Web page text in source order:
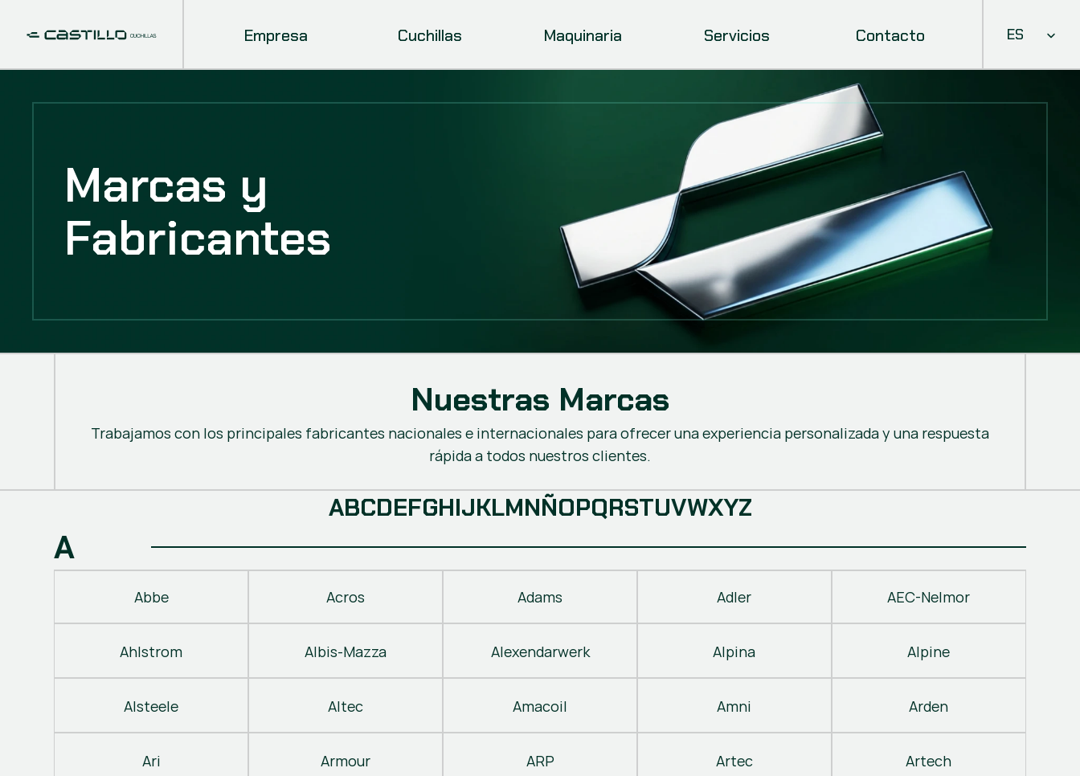
Empresa Cuchillas Maquinaria Servicios Contacto Select
ES
Marcas y
Fabricantes
Nuestras Marcas
Trabajamos con los principales fabricantes nacionales e internacionales para ofrecer una experiencia personalizada y una respuesta
rápida a todos nuestros clientes.
ABCDEFGHIJKLMNÑOPQRSTUVWXYZ
A
Abbe Acros Adams Adler AEC-Nelmor
Ahlstrom Albis-Mazza Alexendarwerk Alpina Alpine
Alsteele Altec Amacoil Amni Arden
Ari Armour ARP Artec Artech